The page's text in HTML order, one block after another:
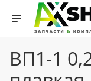
ВП1-1